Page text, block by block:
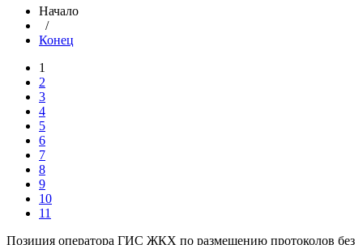
Начало
/
Конец
1
2
3
4
5
6
7
8
9
10
11
Позиция оператора ГИС ЖКХ по размещению протоколов без